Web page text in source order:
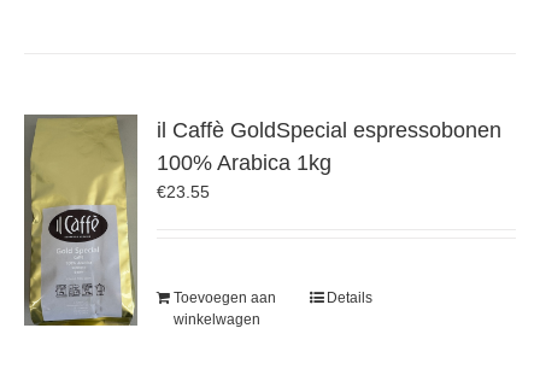
il Caffè GoldSpecial espressobonen
100% Arabica 1kg
€23.55
Toevoegen aan
winkelwagen
Details